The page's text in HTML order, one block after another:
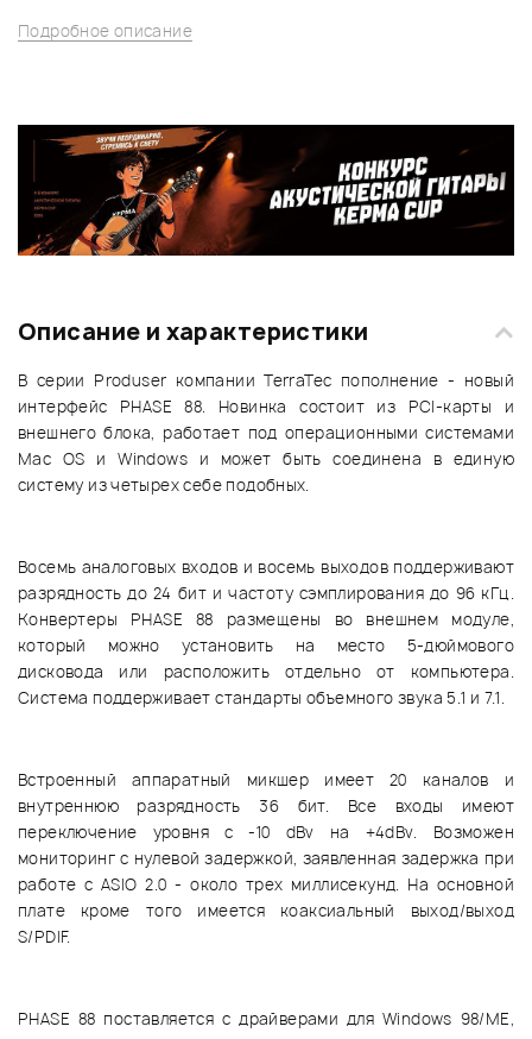
Подробное описание
Описание и характеристики
В серии Produser компании TerraTec пополнение - новый
интерфейс PHASE 88. Новинка состоит из PCI-карты и
внешнего блока, работает под операционными системами
Mac OS и Windows и может быть соединена в единую
систему из четырех себе подобных.
Восемь аналоговых входов и восемь выходов поддерживают
разрядность до 24 бит и частоту сэмплирования до 96 кГц.
Конвертеры PHASE 88 размещены во внешнем модуле,
который можно установить на место 5-дюймового
дисковода или расположить отдельно от компьютера.
Система поддерживает стандарты объемного звука 5.1 и 7.1.
Встроенный аппаратный микшер имеет 20 каналов и
внутреннюю разрядность 36 бит. Все входы имеют
переключение уровня с -10 dBv на +4dBv. Возможен
мониторинг с нулевой задержкой, заявленная задержка при
работе с ASIO 2.0 - около трех миллисекунд. На основной
плате кроме того имеется коаксиальный выход/выход
S/PDIF.
PHASE 88 поставляется с драйверами для Windows 98/ME,